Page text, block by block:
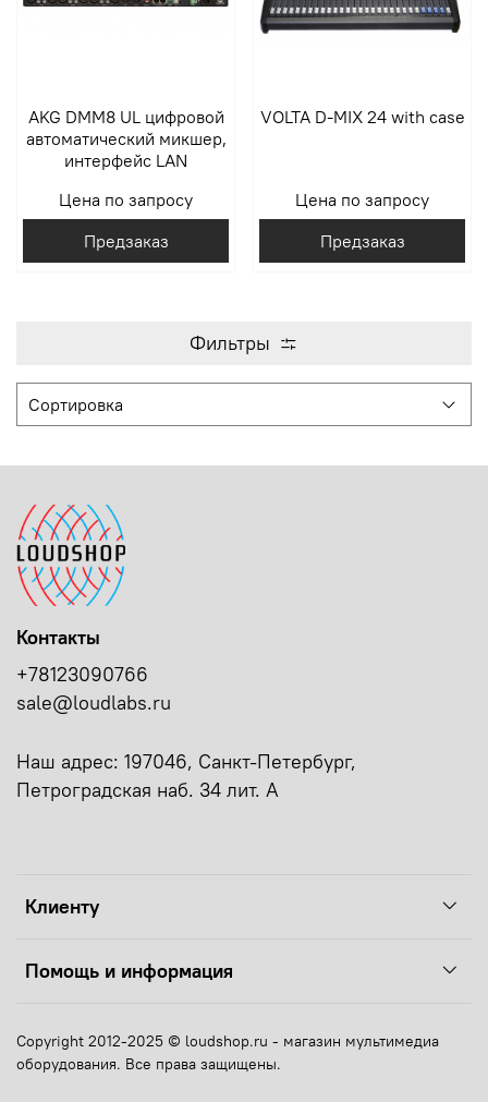
AKG DMM8 UL цифровой
автоматический микшер,
интерфейс LAN
Цена по запросу
Предзаказ
VOLTA D-MIX 24 with case
Цена по запросу
Предзаказ
Фильтры
Клиенту
Помощь и информация
Контакты
+78123090766
sale@loudlabs.ru
Наш адрес: 197046, Санкт-Петербург,
Петроградская наб. 34 лит. А
Copyright 2012-2025 © loudshop.ru - магазин мультимедиа
оборудования. Все права защищены.